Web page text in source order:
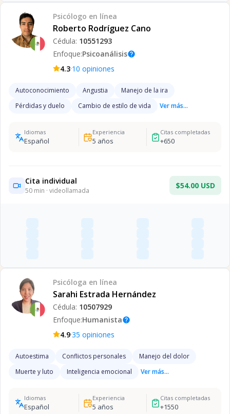
Psicólogo en línea
Roberto Rodríguez Cano
Cédula: 10551293
Enfoque:Psicoanálisishelp
4.3·10 opiniones
Autoconocimiento Angustia
Manejo de la ira
Pérdidas y duelo
Cambio de estilo de vida Ver más...
Idiomas
Español
Experiencia
5 años
Citas completadas
+650
Cita individual
50 min · videollamada
$54.00 USD
Psicóloga en línea
Sarahi Estrada Hernández
Cédula: 10507929
Enfoque:Humanistahelp
4.9·35 opiniones
Autoestima Conflictos personales
Manejo del dolor
Muerte y luto
Inteligencia emocional Ver más...
Idiomas
Español
Experiencia
5 años
Citas completadas
+1550